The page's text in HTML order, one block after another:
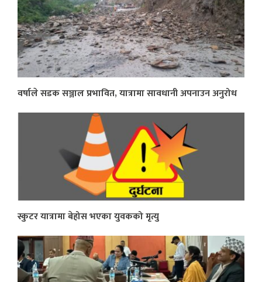
वर्षाले सडक सञ्जाल प्रभावित, यात्रामा सावधानी अपनाउन अनुरोध
स्कुटर यात्रामा बेहोस भएका युवकको मृत्यु